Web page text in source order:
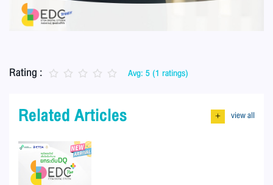
Rating : Avg: 5 (1 ratings)
Related Articles + view all